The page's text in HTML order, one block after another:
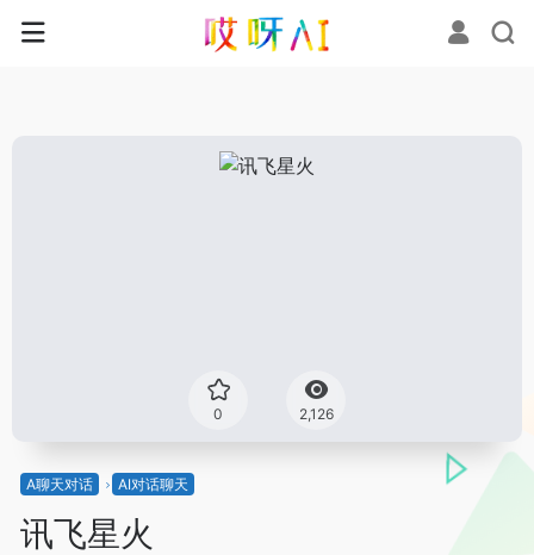
0 2,126
A聊天对话 AI对话聊天
讯飞星火